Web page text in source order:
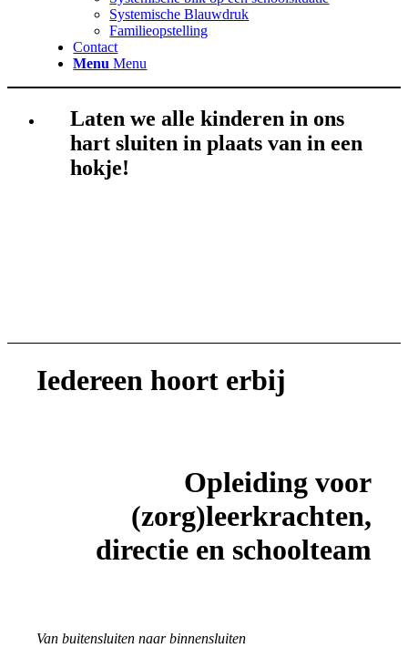
Systemische Blauwdruk
Familieopstelling
Contact
Menu Menu
Laten we alle kinderen in ons
hart sluiten in plaats van in een
hokje!
Iedereen hoort erbij
Opleiding voor
(zorg)leerkrachten,
directie en schoolteam
Van buitensluiten naar binnensluiten